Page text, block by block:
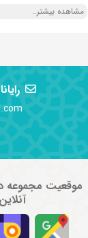
مشاهده بیشتر..
موقعیت مجموعه
آنلاین